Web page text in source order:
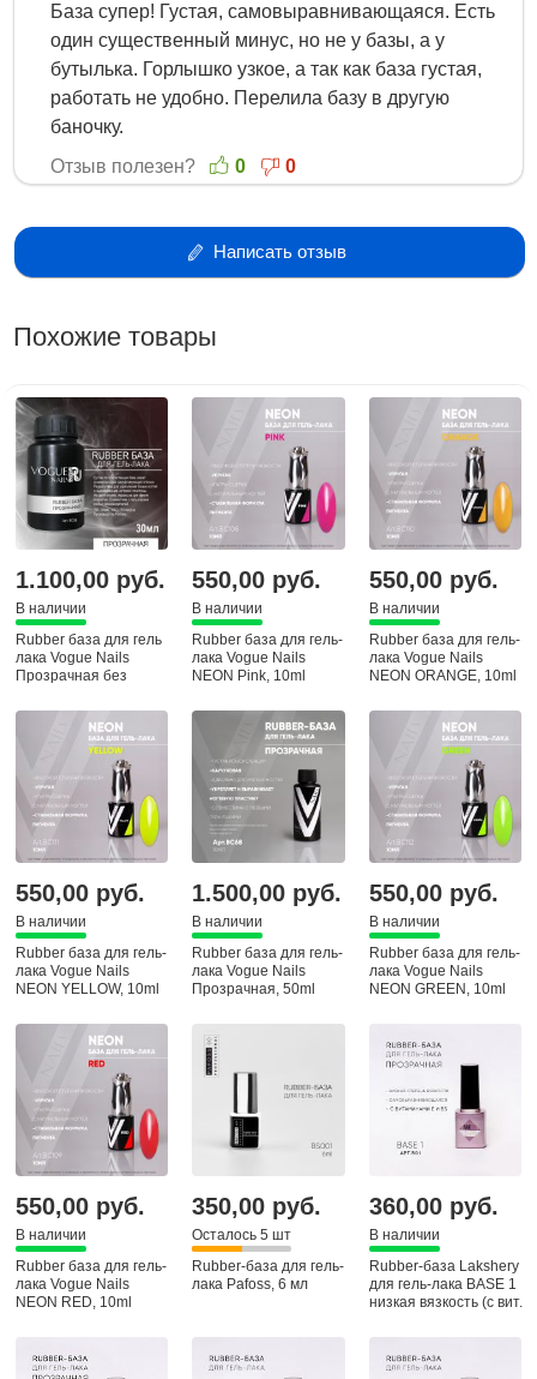
База супер! Густая, самовыравнивающаяся. Есть
один существенный минус, но не у базы, а у
бутылька. Горлышко узкое, а так как база густая,
работать не удобно. Перелила базу в другую
баночку.
Отзыв полезен?
0 0
Написать отзыв
Похожие товары
1.100,00 руб.
В наличии
Rubber база для гель
лака Vogue Nails
Прозрачная без
550,00 руб.
В наличии
Rubber база для гель-
лака Vogue Nails
NEON Pink, 10ml
550,00 руб.
В наличии
Rubber база для гель-
лака Vogue Nails
NEON ORANGE, 10ml
550,00 руб.
В наличии
Rubber база для гель-
лака Vogue Nails
NEON YELLOW, 10ml
1.500,00 руб.
В наличии
Rubber база для гель-
лака Vogue Nails
Прозрачная, 50ml
550,00 руб.
В наличии
Rubber база для гель-
лака Vogue Nails
NEON GREEN, 10ml
550,00 руб.
В наличии
Rubber база для гель-
лака Vogue Nails
NEON RED, 10ml
350,00 руб.
Осталось 5 шт
Rubber-база для гель-
лака Pafoss, 6 мл
360,00 руб.
В наличии
Rubber-база Lakshery
для гель-лака BASE 1
низкая вязкость (с вит.